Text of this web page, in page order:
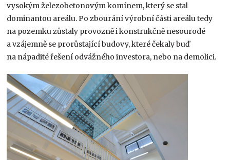
vysokým železobetonovým komínem, který se stal
dominantou areálu. Po zbourání výrobní části areálu tedy
na pozemku zůstaly provozně i konstrukčně nesourodé
a vzájemně se prorůstající budovy, které čekaly buď
na nápadité řešení odvážného investora, nebo na demolici.